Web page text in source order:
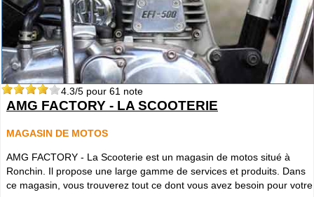
4.3/5 pour 61 note
AMG FACTORY - LA SCOOTERIE
MAGASIN DE MOTOS
AMG FACTORY - La Scooterie est un magasin de motos situé à
Ronchin. Il propose une large gamme de services et produits. Dans
ce magasin, vous trouverez tout ce dont vous avez besoin pour votre